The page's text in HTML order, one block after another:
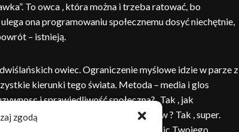
zgodą
To owca , która można i trzeba ratować, bo
ona programowaniu społecznemu dosyć niechętnie,
– istnieją.
owiec. Ograniczenie myślowe idzie w parze z
kierunki tego świata. Metoda – media i glos
i sprawiedliwość społeczna? „Tak , jak
„Super, fajne”. Bijemy obcokrajowców ? Tak , super.
200 zl , gdy dasz nam wyszczepic Twojego